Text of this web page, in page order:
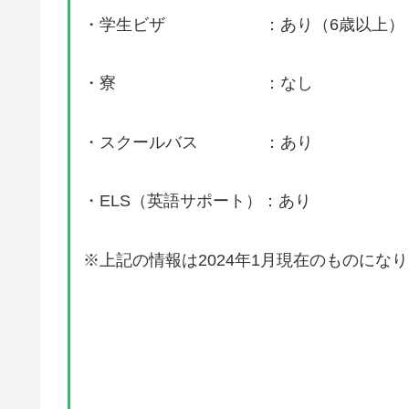
・学生ビザ ：あり（6歳以上）
・寮 ：なし
・スクールバス ：あり
・ELS（英語サポート）：あり
※上記の情報は2024年1月現在のものにな